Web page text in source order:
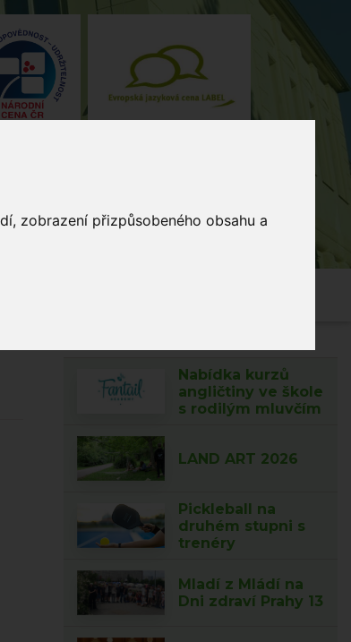
zobrazení přizpůsobeného obsahu a
Nabídka kurzů
angličtiny ve škole
s rodilým mluvčím
LAND ART 2026
Pickleball na
druhém stupni s
trenéry
Mladí z Mládí na
Dni zdraví Prahy 13